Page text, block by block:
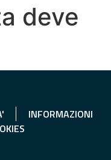
deve
INFORMAZIONI